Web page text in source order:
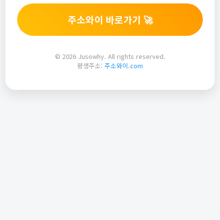
주소와이 바로가기 🚀
© 2026 Jusowhy. All rights reserved.
평생주소: 주소와이.com